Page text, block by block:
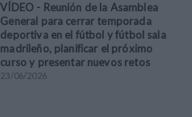
VÍDEO - Reunión de la Asamblea
General para cerrar temporada
deportiva en el fútbol y fútbol sala
madrileño, planificar el próximo
curso y presentar nuevos retos
23/06/2026